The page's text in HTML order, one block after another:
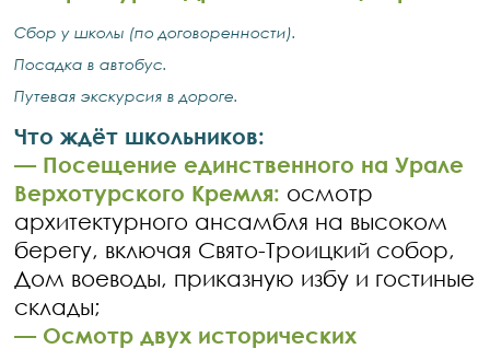
Сбор у школы (по договоренности).
Посадка в автобус.
Путевая экскурсия в дороге.
Что ждёт школьников:
— Посещение единственного на Урале
Верхотурского Кремля: осмотр
архитектурного ансамбля на высоком
берегу, включая Свято-Троицкий собор,
Дом воеводы, приказную избу и гостиные
склады;
— Осмотр двух исторических